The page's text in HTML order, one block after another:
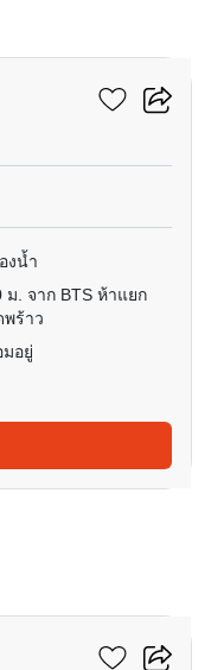
งน้ำ
ม. จาก BTS ห้าแยก
พร้าว
อยู่